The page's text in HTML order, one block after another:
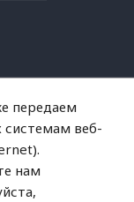
передаем
системам веб-
нам